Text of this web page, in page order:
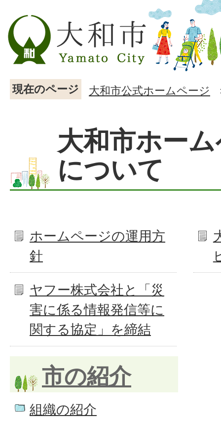
現在のページ 大和市公式ホームページ
大和市ホー
について
ホームページの運用方
針
ヤフー株式会社と「災
害に係る情報発信等に
関する協定」を締結
市の紹介
組織の紹介